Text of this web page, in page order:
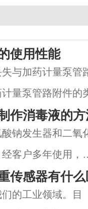
使用性能
与加药计量泵管
量泵管路附件的
量等要素有关，
法。 在中、小
作消毒液的
钠发生器和二氧
客户多年使用，
毒液的次氯酸钠
解盐。盐水浓度为
传感器有什
的工业领域。目